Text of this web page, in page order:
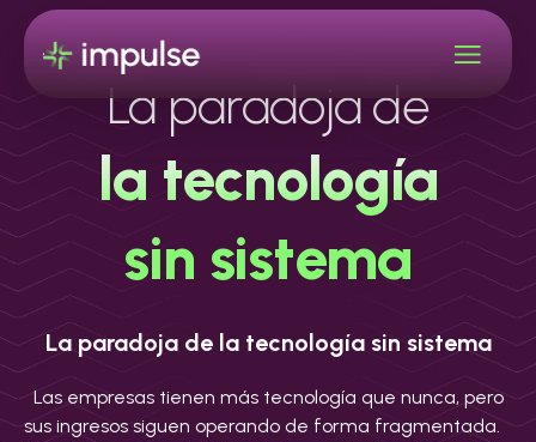
La paradoja de
la tecnología
sin sistema
La paradoja de la tecnología sin sistema
Las empresas tienen más tecnología que nunca, pero
sus ingresos siguen operando de forma fragmentada.